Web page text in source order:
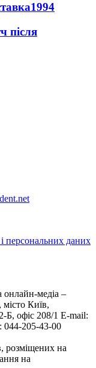
1994
після
персональних даних
онлайн-медіа –
Київ,
офіс 208/1 E-mail:
044-205-43-00
розміщених на
на